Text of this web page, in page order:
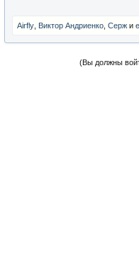
Airfly Виктор Андриенко Серж и
(Вы должны